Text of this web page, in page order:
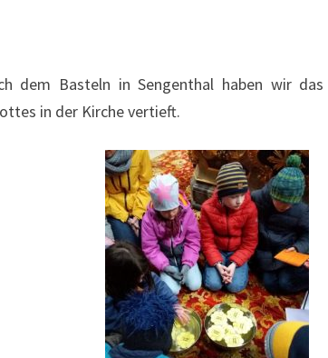
dem Basteln in Sengenthal haben wir
in der Kirche vertieft.